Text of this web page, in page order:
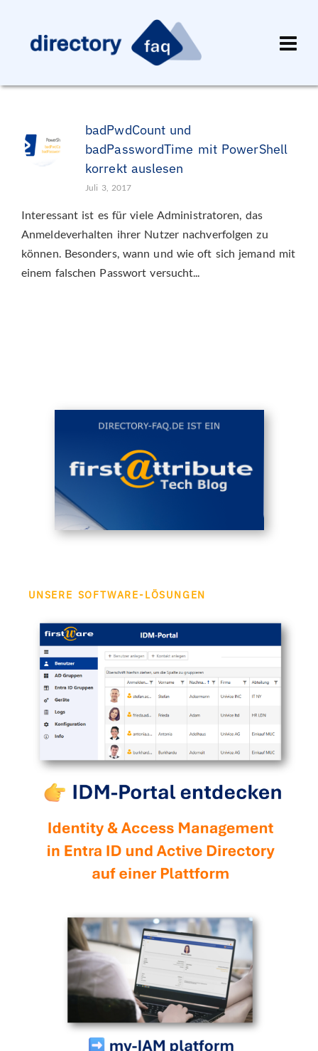
badPwdCount und
badPasswordTime mit PowerShell
korrekt auslesen
Juli 3, 2017
Interessant ist es für viele Administratoren, das
Anmeldeverhalten ihrer Nutzer nachverfolgen zu
können. Besonders, wann und wie oft sich jemand mit
einem falschen Passwort versucht...
UNSERE SOFTWARE-LÖSUNGEN